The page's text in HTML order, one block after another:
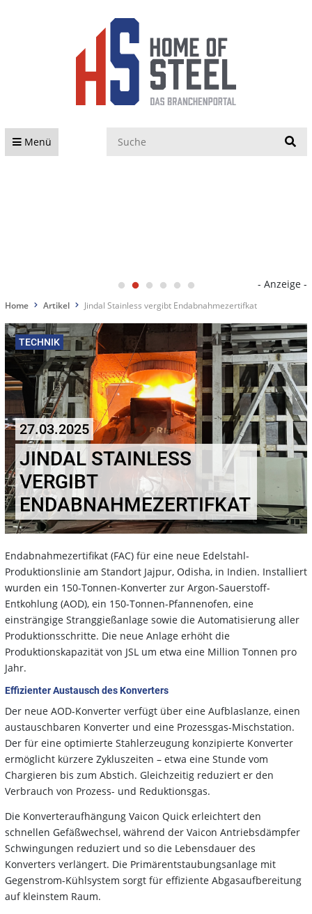
Menü
- Anzeige -
Home Artikel Jindal Stainless vergibt Endabnahmezertifkat
TECHNIK
27.03.2025
JINDAL STAINLESS
VERGIBT
ENDABNAHMEZERTIFKAT
Endabnahmezertifikat (FAC) für eine neue Edelstahl-
Produktionslinie am Standort Jajpur, Odisha, in Indien. Installiert
wurden ein 150-Tonnen-Konverter zur Argon-Sauerstoff-
Entkohlung (AOD), ein 150-Tonnen-Pfannenofen, eine
einsträngige Stranggießanlage sowie die Automatisierung aller
Produktionsschritte. Die neue Anlage erhöht die
Produktionskapazität von JSL um etwa eine Million Tonnen pro
Jahr.
Effizienter Austausch des Konverters
Der neue AOD-Konverter verfügt über eine Aufblaslanze, einen
austauschbaren Konverter und eine Prozessgas-Mischstation.
Der für eine optimierte Stahlerzeugung konzipierte Konverter
ermöglicht kürzere Zykluszeiten – etwa eine Stunde vom
Chargieren bis zum Abstich. Gleichzeitig reduziert er den
Verbrauch von Prozess- und Reduktionsgas.
Die Konverteraufhängung Vaicon Quick erleichtert den
schnellen Gefäßwechsel, während der Vaicon Antriebsdämpfer
Schwingungen reduziert und so die Lebensdauer des
Konverters verlängert. Die Primärentstaubungsanlage mit
Gegenstrom-Kühlsystem sorgt für effiziente Abgasaufbereitung
auf kleinstem Raum.